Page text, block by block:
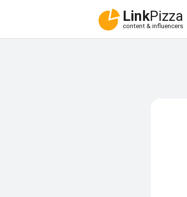
LinkPizza
content & influencers